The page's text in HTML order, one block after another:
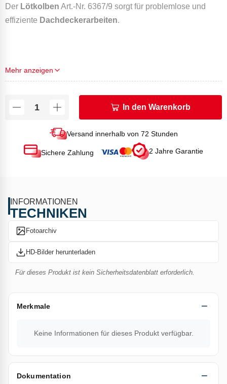
Der Lötkolben Art.-Nr. 6367/9 sorgt für problemlose und
effiziente Dachdeckerarbeiten.
Max. Lötstücktemperatur (°C): 600
Mehr anzeigen
In den Warenkorb
Versand innerhalb von 72 Stunden
Sichere Zahlung 2 Jahre Garantie
INFORMATIONEN
TECHNIKEN
Fotoarchiv
HD-Bilder herunterladen
Für dieses Produkt ist kein Sicherheitsdatenblatt erforderlich.
Merkmale
Keine Informationen für dieses Produkt verfügbar.
Dokumentation